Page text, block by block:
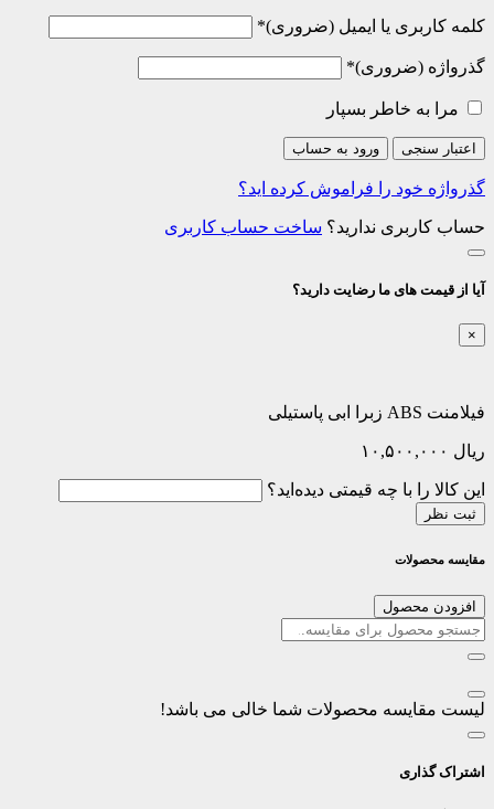
کلمه کاربری یا ایمیل *
گذرواژه *
مرا به خاطر بسپار
اعتبار سنجی ورود به حساب
گذرواژه خود را فراموش کرده اید؟
حساب کاربری ندارید؟ ساخت حساب کاربری
آیا از قیمت های ما رضایت دارید؟
×
فیلامنت ABS زبرا ابی پاستیلی
ریال
این کالا را با چه قیمتی دیده‌اید؟
ثبت نظر
مقایسه محصولات
افزودن محصول
لیست مقایسه محصولات شما خالی می باشد!
اشتراک گذاری